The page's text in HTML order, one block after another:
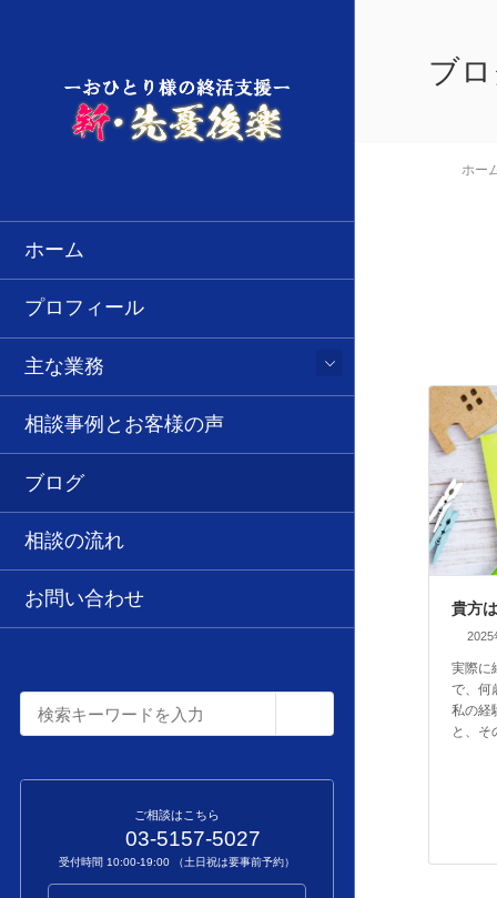
ホーム
プロフィール
主な業務
相談事例とお客様の声
ブログ
相談の流れ
お問い合わせ
ご相談はこちら
03-5157-5027
受付時間 10:00-19:00 （土日祝は要事前予約）
ブ
ホー
貴方
2025
実際に
で、何
私の経
と、そ